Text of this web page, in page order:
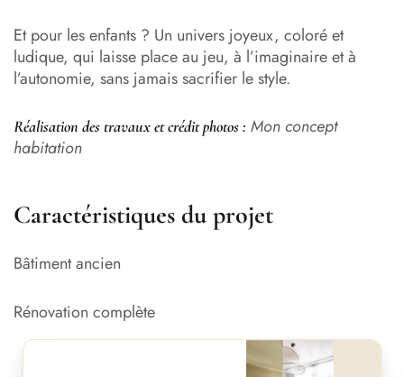
Et pour les enfants ? Un univers joyeux, coloré et
ludique, qui laisse place au jeu, à l’imaginaire et à
l’autonomie, sans jamais sacrifier le style.
Réalisation des travaux et crédit photos : Mon concept
habitation
Caractéristiques du projet
Bâtiment ancien
Rénovation complète
Après